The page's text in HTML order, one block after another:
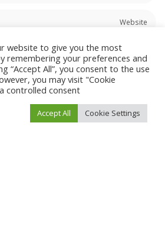
احفظ اسمي، بريدي الإلكتروني، والموقع الإلكتروني
المقبلة في تعليقي.
website to give you the most
remembering your preferences and
“Accept All”, you consent to the use
you may visit "Cookie
controlled consent.
Cookie Settings
Accept All